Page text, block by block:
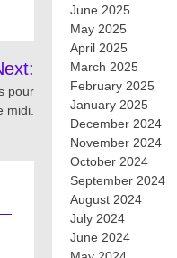
pour
midi.
June 2025
May 2025
April 2025
March 2025
February 2025
January 2025
December 2024
November 2024
October 2024
September 2024
August 2024
July 2024
June 2024